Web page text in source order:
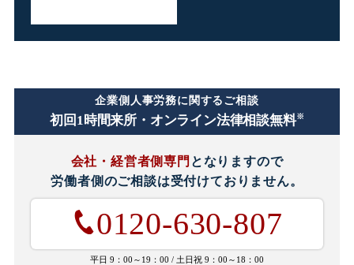
企業側人事労務に関するご相談
初回1時間来所・オンライン法律相談無料※
会社・経営者側専門 となりますので
労働者側のご相談は受付けておりません。
0120-630-807
平日 9：00～19：00 / 土日祝 9：00～18：00